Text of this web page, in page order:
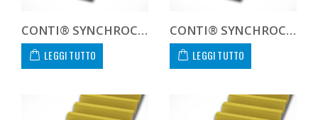
CONTI® SYNCHROCHAIN CARBON CTD 14M 1302 20 C
LEGGI TUTTO
CONTI® SYNCHROCHAIN CARBON CTD 14M 1302 37 C
LEGGI TUTTO